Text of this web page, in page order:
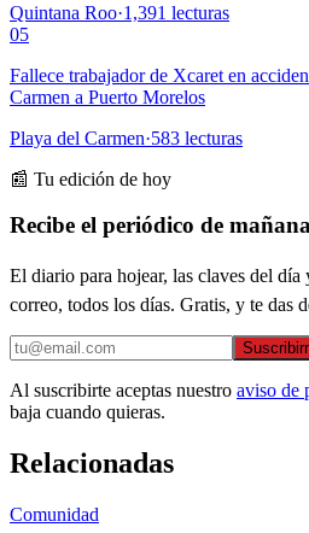
Quintana Roo·1,391 lecturas
05
Fallece trabajador de Xcaret en
Carmen a Puerto Morelos
Playa del Carmen·583 lecturas
📰 Tu edición de hoy
Recibe el periódico de
El diario para hojear, las claves del
correo, todos los días. Gratis, y te das
Al suscribirte aceptas nuestro aviso de
baja cuando quieras.
Relacionadas
Comunidad